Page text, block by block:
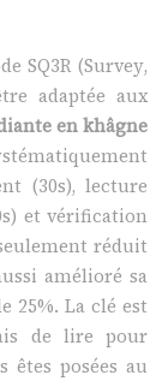
SQ3R (Survey,
adaptée aux
en khâgne
(30s), lecture
et vérification
réduit
amélioré sa
25%. La clé est
de lire pour
êtes posées au